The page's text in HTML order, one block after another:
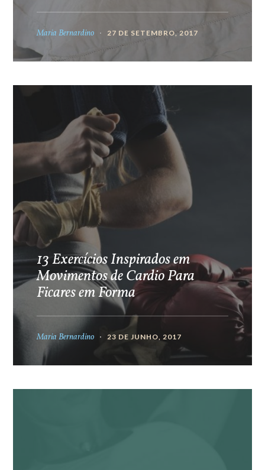
Maria Bernardino 27 DE SETEMBRO, 2017
13 Exercícios Inspirados em
Movimentos de Cardio Para
Ficares em Forma
Maria Bernardino 23 DE JUNHO, 2017